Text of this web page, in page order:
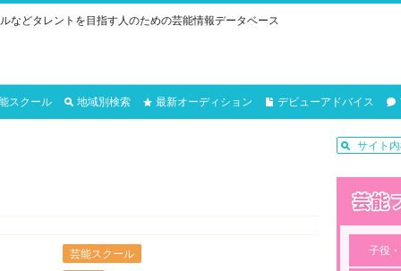
などタレントを目指す人のための芸能情報データベース
スクール 地域別検索 最新オーディション デビューアドバイス
芸能スクール 子役